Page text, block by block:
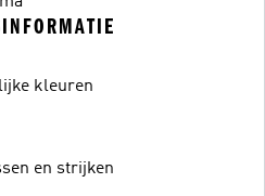
kleuren
en strijken